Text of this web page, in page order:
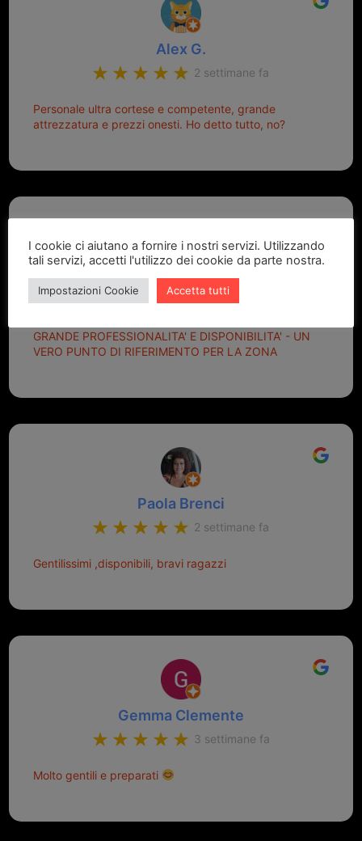
Alex G.
2 settimane fa
Personale ultra cortese e competente, grande
attrezzatura e prezzi onesti. Ho detto tutto, no?
Marcello Dastoli
GRANDE PROFESSIONALITA' E DISPONIBILITA' - UN
VERO PUNTO DI RIFERIMENTO PER LA ZONA
Paola Brenci
2 settimane fa
Gentilissimi ,disponibili, bravi ragazzi
Gemma Clemente
3 settimane fa
Molto gentili e preparati
I cookie ci aiutano a fornire i nostri servizi. Utilizzando
tali servizi, accetti l'utilizzo dei cookie da parte nostra.
Impostazioni Cookie Accetta tutti